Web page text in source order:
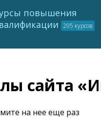
повышения
295 курсов
сайта
на нее еще раз